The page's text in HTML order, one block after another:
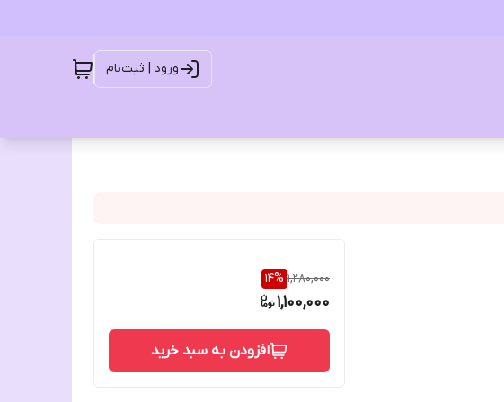
ورود | ثبت‌نام
1,280,000
14%
1,100,000
افزودن به سبد خرید